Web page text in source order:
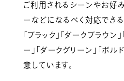
ご利用されるシーンやお好
ーなどになるべく対応でき
「ブラック」「ダークブラウン
ー」「ダークグリーン」「ボ
意しています。